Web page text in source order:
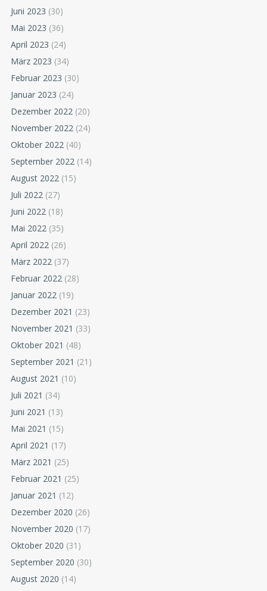
Juni 2023 (30)
Mai 2023 (36)
April 2023 (24)
März 2023 (34)
Februar 2023 (30)
Januar 2023 (24)
Dezember 2022 (20)
November 2022 (24)
Oktober 2022 (40)
September 2022 (14)
August 2022 (15)
Juli 2022 (27)
Juni 2022 (18)
Mai 2022 (35)
April 2022 (26)
März 2022 (37)
Februar 2022 (28)
Januar 2022 (19)
Dezember 2021 (23)
November 2021 (33)
Oktober 2021 (48)
September 2021 (21)
August 2021 (10)
Juli 2021 (34)
Juni 2021 (13)
Mai 2021 (15)
April 2021 (17)
März 2021 (25)
Februar 2021 (25)
Januar 2021 (12)
Dezember 2020 (26)
November 2020 (17)
Oktober 2020 (31)
September 2020 (30)
August 2020 (14)